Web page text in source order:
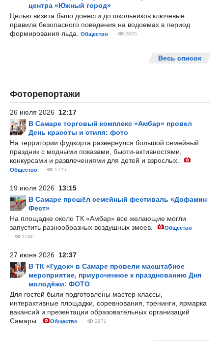
центра «Южный город»
Целью визита было донести до школьников ключевые
правила безопасного поведения на водоемах в период
формирования льда.
Общество 2825
Весь список
Фоторепортажи
26 июля 2026 12:17
В Самаре торговый комплекс «Амбар» провел
День красоты и стиля: фото
На территории фудкорта развернулся большой семейный
праздник с модными показами, бьюти-активностями,
конкурсами и развлечениями для детей и взрослых.
Общество 1725
19 июля 2026 13:15
В Самаре прошёл семейный фестиваль «Дофамин
Фест»
На площадке около ТК «Амбар» все желающие могли
запустить разнообразных воздушных змеев.
Общество
1246
27 июня 2026 12:37
В ТК «Гудок» в Самаре провели масштабное
мероприятие, приуроченное к празднованию Дня
молодёжи: ФОТО
Для гостей были подготовлены мастер-классы,
интерактивные площадки, соревнования, тренинги, ярмарка
вакансий и презентации образовательных организаций
Самары.
Общество 2971